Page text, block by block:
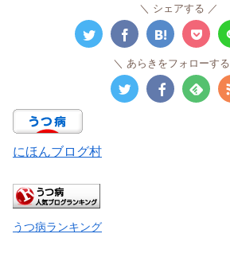
シェアする
あらきをフォローする
にほんブログ村
うつ病ランキング